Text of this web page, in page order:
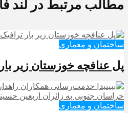
مطالب مرتبط در لند
ساختمان و معماری
پل عنافچه خوزستان زیر
ساختمان و معماری